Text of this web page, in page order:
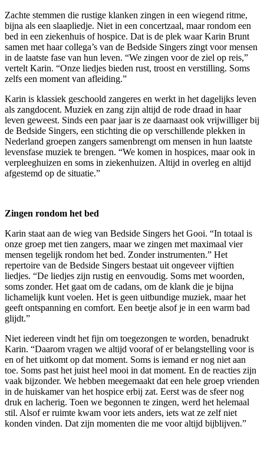
Zachte stemmen die rustige klanken zingen in een wiegend ritme,
bijna als een slaapliedje. Niet in een concertzaal, maar rondom een
bed in een ziekenhuis of hospice. Dat is de plek waar Karin Brunt
samen met haar collega’s van de Bedside Singers zingt voor mensen
in de laatste fase van hun leven. “We zingen voor de ziel op reis,”
vertelt Karin. “Onze liedjes bieden rust, troost en verstilling. Soms
zelfs een moment van afleiding.”
Karin is klassiek geschoold zangeres en werkt in het dagelijks leven
als zangdocent. Muziek en zang zijn altijd de rode draad in haar
leven geweest. Sinds een paar jaar is ze daarnaast ook vrijwilliger bij
de Bedside Singers, een stichting die op verschillende plekken in
Nederland groepen zangers samenbrengt om mensen in hun laatste
levensfase muziek te brengen. “We komen in hospices, maar ook in
verpleeghuizen en soms in ziekenhuizen. Altijd in overleg en altijd
afgestemd op de situatie.”
Zingen rondom het bed
Karin staat aan de wieg van Bedside Singers het Gooi. “In totaal is
onze groep met tien zangers, maar we zingen met maximaal vier
mensen tegelijk rondom het bed. Zonder instrumenten.” Het
repertoire van de Bedside Singers bestaat uit ongeveer vijftien
liedjes. “De liedjes zijn rustig en eenvoudig. Soms met woorden,
soms zonder. Het gaat om de cadans, om de klank die je bijna
lichamelijk kunt voelen. Het is geen uitbundige muziek, maar het
geeft ontspanning en comfort. Een beetje alsof je in een warm bad
glijdt.”
Niet iedereen vindt het fijn om toegezongen te worden, benadrukt
Karin. “Daarom vragen we altijd vooraf of er belangstelling voor is
en of het uitkomt op dat moment. Soms is iemand er nog niet aan
toe. Soms past het juist heel mooi in dat moment. En de reacties zijn
vaak bijzonder. We hebben meegemaakt dat een hele groep vrienden
in de huiskamer van het hospice erbij zat. Eerst was de sfeer nog
druk en lacherig. Toen we begonnen te zingen, werd het helemaal
stil. Alsof er ruimte kwam voor iets anders, iets wat ze zelf niet
konden vinden. Dat zijn momenten die me voor altijd bijblijven.”